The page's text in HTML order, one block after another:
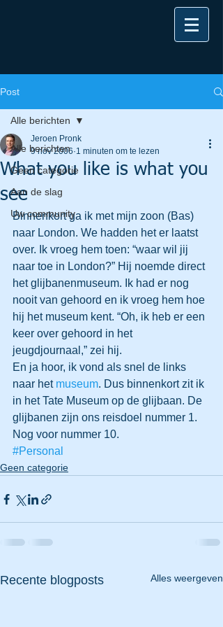
Post
Alle berichten
Geen categorie
Aan de slag
Uw community
Alle berichten
What you like is what you
see
Jeroen Pronk
9 nov 2006 1 minuten om te lezen
Binnenkort ga ik met mijn zoon (Bas)
naar London. We hadden het er laatst
over. Ik vroeg hem toen: “waar wil jij
naar toe in London?” Hij noemde direct
het glijbanenmuseum. Ik had er nog
nooit van gehoord en ik vroeg hem hoe
hij het museum kent. “Oh, ik heb er een
keer over gehoord in het
jeugdjournaal,” zei hij.
En ja hoor, ik vond als snel de links
naar het museum. Dus binnenkort zit ik
in het Tate Museum op de glijbaan. De
glijbanen zijn ons reisdoel nummer 1.
Nog voor nummer 10.
#Personal
Geen categorie
Recente blogposts Alles weergeven